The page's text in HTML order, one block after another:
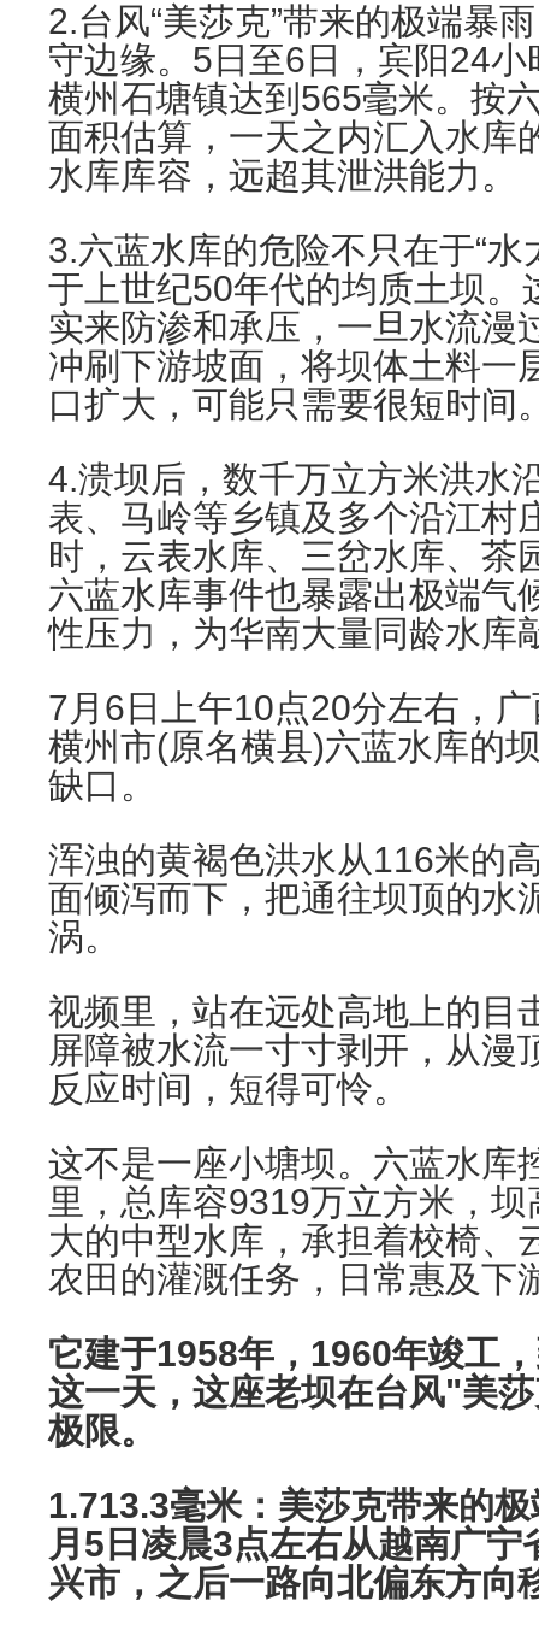
2.台风“美莎克”带来的极端暴
守边缘。5日至6日，宾阳24
横州石塘镇达到565毫米。按
面积估算，一天之内汇入水库
水库库容，远超其泄洪能力。
3.六蓝水库的危险不只在于“
于上世纪50年代的均质土坝。
实来防渗和承压，一旦水流漫
冲刷下游坡面，将坝体土料一
口扩大，可能只需要很短时间
4.溃坝后，数千万立方米洪水
表、马岭等乡镇及多个沿江村
时，云表水库、三岔水库、茶
六蓝水库事件也暴露出极端气
性压力，为华南大量同龄水库
7月6日上午10点20分左右，
横州市(原名横县)六蓝水库的
缺口。
浑浊的黄褐色洪水从116米的
面倾泻而下，把通往坝顶的水
涡。
视频里，站在远处高地上的目
屏障被水流一寸寸剥开，从漫
反应时间，短得可怜。
这不是一座小塘坝。六蓝水库
里，总库容9319万立方米，
大的中型水库，承担着校椅、
农田的灌溉任务，日常惠及下
它建于1958年，1960年竣工
这一天，这座老坝在台风"美
极限。
1.713.3毫米：美莎克带来的
月5日凌晨3点左右从越南广
兴市，之后一路向北偏东方向